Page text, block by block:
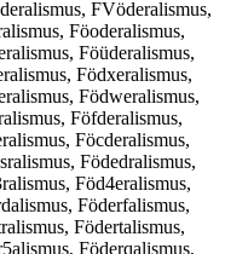
FVöderalismus,
Föoderalismus,
Föüderalismus,
Födxeralismus,
Födweralismus,
Föfderalismus,
Föcderalismus,
Födedralismus,
Föd4eralismus,
Föderfalismus,
Födertalismus,
Föderqalismus,